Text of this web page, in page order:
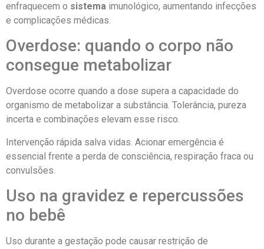
enfraquecem o sistema imunológico, aumentando infecções
e complicações médicas.
Overdose: quando o corpo não
consegue metabolizar
Overdose ocorre quando a dose supera a capacidade do
organismo de metabolizar a substância. Tolerância, pureza
incerta e combinações elevam esse risco.
Intervenção rápida salva vidas. Acionar emergência é
essencial frente a perda de consciência, respiração fraca ou
convulsões.
Uso na gravidez e repercussões
no bebê
Uso durante a gestação pode causar restrição de